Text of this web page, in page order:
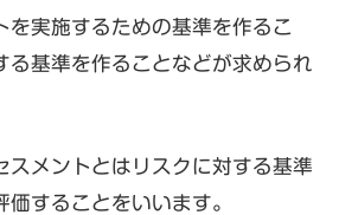
を実施するための基準を作るこ
る基準を作ることなどが求められ
スメントとはリスクに対する基準
することをいいます。